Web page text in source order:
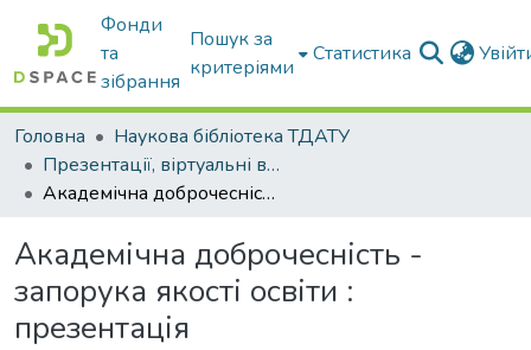
Фонди
та
зібрання
Пошук за
критеріями
Статистика
Головна
Наукова бібліотека ТДАТУ
Презентації, віртуальні виставки наукової бібліотеки
Академічна доброчесність - запорука якості освіти : презентація
Академічна доброчесність -
запорука якості освіти :
презентація